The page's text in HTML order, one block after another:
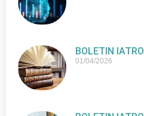
BOLETIN
01/04/2026